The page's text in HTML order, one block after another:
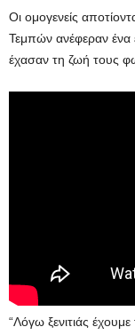
Οι ομογενείς
Τεμπών ανέφεραν ένα
έχασαν τη ζωή τους
“Λόγω ξενιτιάς